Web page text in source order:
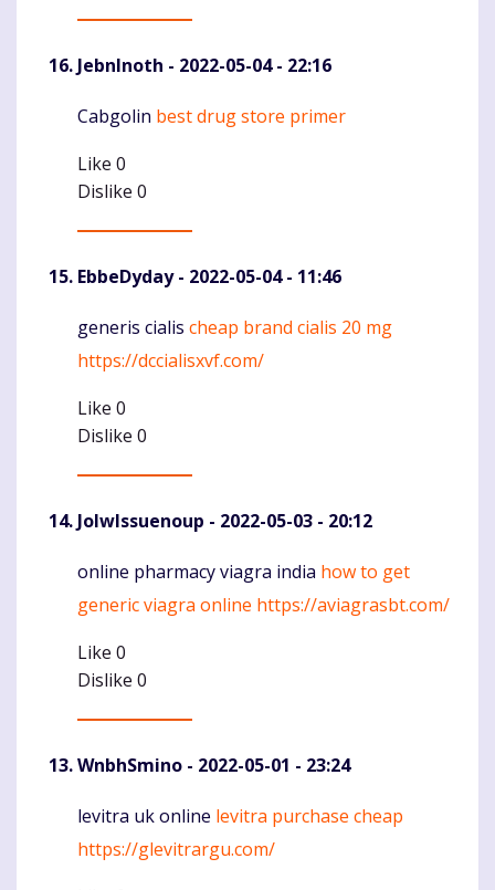
JebnInoth - 2022-05-04 - 22:16
Komentaras
Cabgolin best drug store primer
Like 0
Dislike 0
EbbeDyday- 2022-05-04 - 11:46
Komentaras
generis cialis cheap brand cialis 20 mg
https://dccialisxvf.com/
Like 0
Dislike 0
JolwIssuenoup - 2022-05-03 - 20:12
Komentaras
online pharmacy viagra india how to get
generic viagra online https://aviagrasbt.com/
Like 0
Dislike 0
WnbhSmino - 2022-05-01 - 23:24
Komentaras
levitra uk online levitra purchase cheap
https://glevitrargu.com/